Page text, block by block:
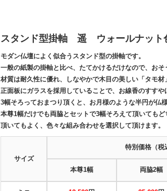
スタンド型掛軸 遥 ウォールナッ
モダン仏壇によく似合うスタンド型の掛軸です。
一般の紙製の掛軸と比べ、たてかけるだけなので、おそ
材質は耐久性に優れ、しなやかで木目の美しい「タモ
正面板にガラスを採用していることで、お線香のすす
3幅そろっておまつり頂くと、お月様のような半円が仏
本尊1幅だけでも両脇とセットで3幅そろえて頂いても
頂いてもよく、色々な組み合わせを選択して頂けます。
サイズ
特別価格（税
本尊1幅
両脇2幅